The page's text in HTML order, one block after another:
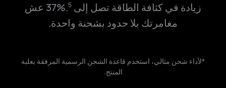
زيادة في كثافة الطاقة تصل إلى ‎37%‎. 5
عش
مغامرتك بلا حدود بشحنة واحدة.
*لأداء شحن مثالي، استخدم قاعدة الشحن الرسمية المرفقة بعلبة
المنتج.